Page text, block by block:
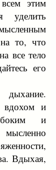
этим
уделить
мысленным
то, что
все тело
его
вдохом и
и
Вдыхая,